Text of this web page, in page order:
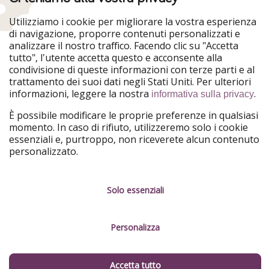
Diverse compagnie collegano molte città italiane ad
altrettante in Germania, tra cui, per citarne una, Flixbus.
Questa compagnia vanta diversi collegamenti diretti
diurni e notturni verso tante città tedesche come
Berlino, Monaco, Francoforte, Norimberga etc.
A differenza dell'auto tuttavia, avretemeno flessibilità
ed i tempi di percorrenza sono molto più lunghi
Milano a Berlino ad esempio sono circa 18 ore), ma i
costi sono ridotti.
Utilizziamo i cookie per migliorare la vostra esperienza
di navigazione, proporre contenuti personalizzati e
analizzare il nostro traffico. Facendo clic su "Accetta
tutto", l'utente accetta questo e acconsente alla
condivisione di queste informazioni con terze parti e al
trattamento dei suoi dati negli Stati Uniti. Per ulteriori
informazioni, leggere la nostra informativa sulla privacy.
È possibile modificare le proprie preferenze in qualsiasi
momento. In caso di rifiuto, utilizzeremo solo i cookie
essenziali e, purtroppo, non riceverete alcun contenuto
personalizzato.
Solo essenziali
Personalizza
Accetta tutto